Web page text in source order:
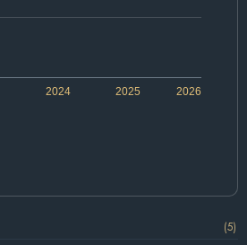
2024 2026
2025
(5)